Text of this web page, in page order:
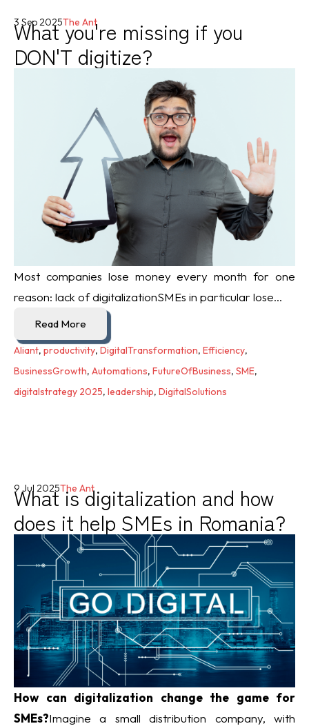
What you're missing if you
DON'T digitize?
3 Sep 2025The Ant
Most companies lose money every month for one
reason: lack of digitalizationSMEs in particular lose...
Read More
Aliant, productivity, DigitalTransformation, Efficiency,
BusinessGrowth, Automations, FutureOfBusiness, SME,
digitalstrategy 2025, leadership, DigitalSolutions
What is digitalization and how
does it help SMEs in Romania?
9 Jul 2025The Ant
How can digitalization change the game for
SMEs?Imagine a small distribution company, with